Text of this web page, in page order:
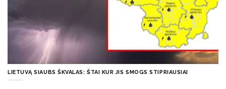
LIETUVĄ SIAUBS ŠKVALAS: ŠTAI KUR JIS SMOGS STIPRIAUSIAI